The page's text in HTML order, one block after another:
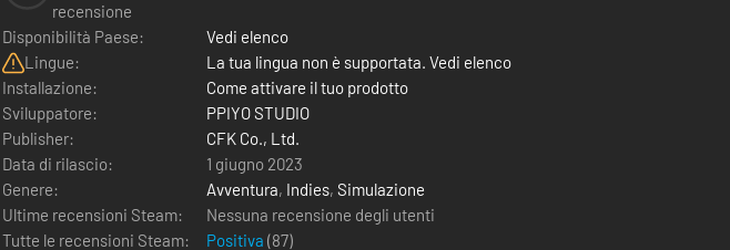
recensione
Disponibilità Paese:
Vedi elenco
Lingue:
La tua lingua non è supportata. Vedi elenco
Installazione:
Come attivare il tuo prodotto
Sviluppatore:
PPIYO STUDIO
Publisher:
CFK Co., Ltd.
Data di rilascio:
1 giugno 2023
Genere:
Avventura, Indies, Simulazione
Ultime recensioni Steam:
Nessuna recensione degli utenti
Tutte le recensioni Steam:
Positiva (87)